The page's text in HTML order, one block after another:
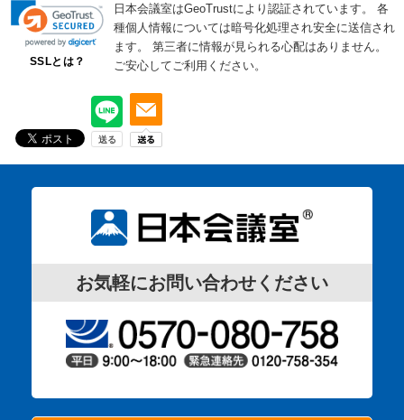
SSLとは？
日本会議室はGeoTrustにより認証されています。
各
種個人情報については暗号化処理され安全に送信され
ます。
第三者に情報が見られる心配はありません。
ご安心してご利用ください。
お気軽にお問い合わせください